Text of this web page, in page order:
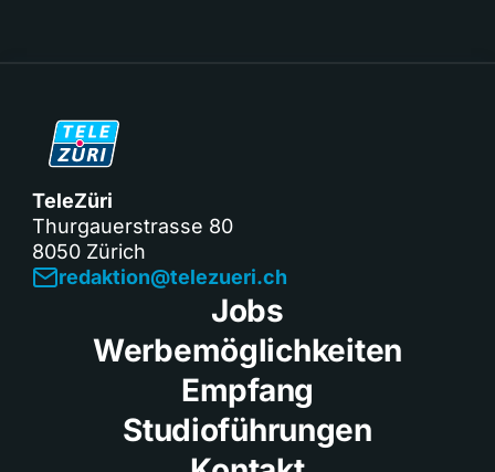
TeleZüri
Thurgauerstrasse 80
8050 Zürich
redaktion@telezueri.ch
Jobs
Werbemöglichkeiten
Empfang
Studioführungen